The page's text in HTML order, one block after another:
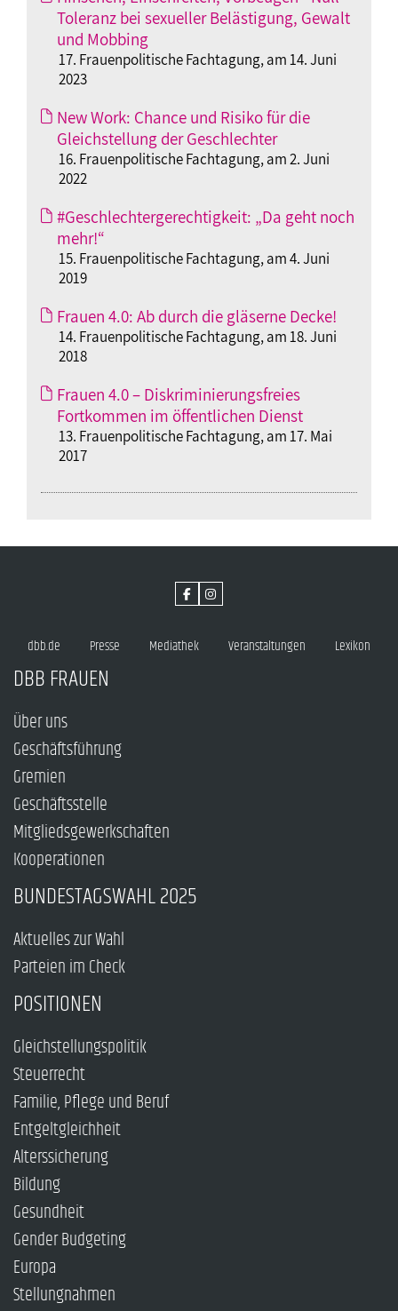
Toleranz bei sexueller Belästigung, Gewalt
und Mobbing
17. Frauenpolitische Fachtagung, am 14. Juni
2023
New Work: Chance und Risiko für die
Gleichstellung der Geschlechter
16. Frauenpolitische Fachtagung, am 2. Juni
2022
#Geschlechtergerechtigkeit: „Da geht noch
mehr!“
15. Frauenpolitische Fachtagung, am 4. Juni
2019
Frauen 4.0: Ab durch die gläserne Decke!
14. Frauenpolitische Fachtagung, am 18. Juni
2018
Frauen 4.0 – Diskriminierungsfreies
Fortkommen im öffentlichen Dienst
13. Frauenpolitische Fachtagung, am 17. Mai
2017
dbb.de Presse Mediathek Veranstaltungen Lexikon
DBB FRAUEN
Über uns
Geschäftsführung
Gremien
Geschäftsstelle
Mitgliedsgewerkschaften
Kooperationen
BUNDESTAGSWAHL 2025
Aktuelles zur Wahl
Parteien im Check
POSITIONEN
Gleichstellungspolitik
Steuerrecht
Familie, Pflege und Beruf
Entgeltgleichheit
Alterssicherung
Bildung
Gesundheit
Gender Budgeting
Europa
Stellungnahmen